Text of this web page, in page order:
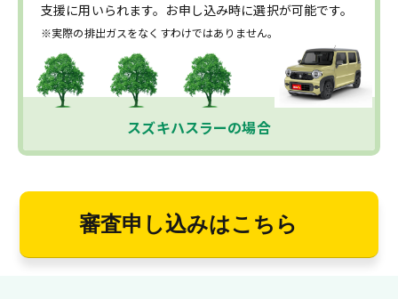
支援に用いられます。お申し込み時に選択が可能です。
※実際の排出ガスをなくすわけではありません。
スズキハスラーの場合
審査申し込みはこちら